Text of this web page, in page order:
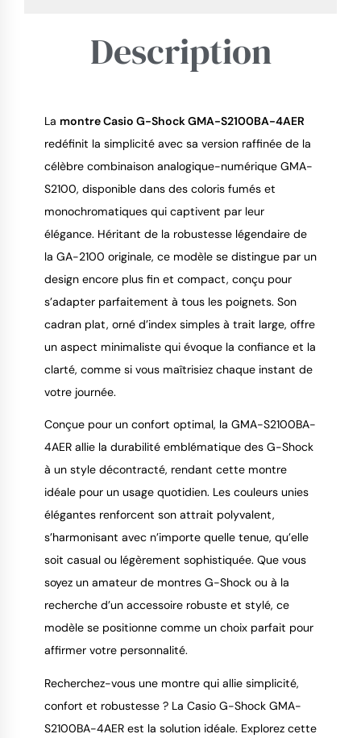
9.4
Description
La montre Casio G-Shock GMA-S2100BA-4AER
redéfinit la simplicité avec sa version raffinée de la
célèbre combinaison analogique-numérique GMA-
S2100, disponible dans des coloris fumés et
monochromatiques qui captivent par leur
élégance. Héritant de la robustesse légendaire de
la GA-2100 originale, ce modèle se distingue par un
design encore plus fin et compact, conçu pour
s’adapter parfaitement à tous les poignets. Son
cadran plat, orné d’index simples à trait large, offre
un aspect minimaliste qui évoque la confiance et la
clarté, comme si vous maîtrisiez chaque instant de
votre journée.
Conçue pour un confort optimal, la GMA-S2100BA-
4AER allie la durabilité emblématique des G-Shock
à un style décontracté, rendant cette montre
idéale pour un usage quotidien. Les couleurs unies
élégantes renforcent son attrait polyvalent,
s’harmonisant avec n’importe quelle tenue, qu’elle
soit casual ou légèrement sophistiquée. Que vous
soyez un amateur de montres G-Shock ou à la
recherche d’un accessoire robuste et stylé, ce
modèle se positionne comme un choix parfait pour
affirmer votre personnalité.
Recherchez-vous une montre qui allie simplicité,
confort et robustesse ? La Casio G-Shock GMA-
S2100BA-4AER est la solution idéale. Explorez cette